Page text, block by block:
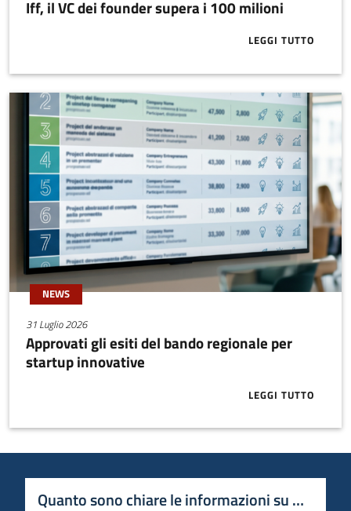
Iff, il VC dei founder supera i 100 milioni
LEGGI TUTTO
ABOUT IFF,
NEWS
31 Luglio 2026
Approvati gli esiti del bando regionale per
startup innovative
LEGGI TUTTO
ABOUT
Quanto sono chiare le informazioni su questa